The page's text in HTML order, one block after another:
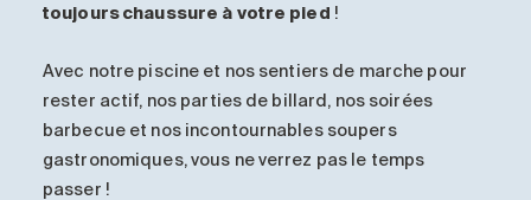
toujours chaussure à votre pied !
Avec notre piscine et nos sentiers de marche pour
rester actif, nos parties de billard, nos soirées
barbecue et nos incontournables soupers
gastronomiques, vous ne verrez pas le temps
passer !